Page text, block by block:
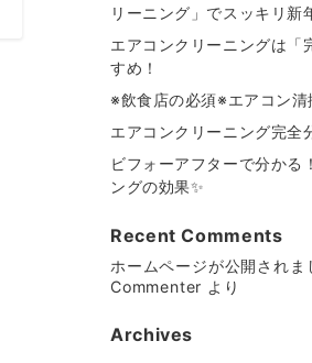
リーニング」でスッキリ新
エアコンクリーニングは「
すめ！
※飲食店の必須※エアコン清
エアコンクリーニング完全
ビフォーアフターで分かる
ングの効果✨
Recent Comments
ホームページが公開されま
Commenter より
Archives